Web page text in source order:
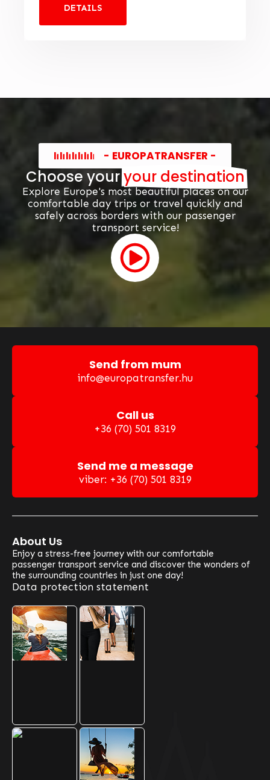
DETAILS
- EUROPATRANSFER -
Choose youryour destination
Explore Europe's most beautiful places on our
comfortable day trips or travel quickly and
safely across borders with our passenger
transport service!
Send from mum
info@europatransfer.hu
Call us
+36 (70) 501 8319
Send me a message
viber: +36 (70) 501 8319
About Us
Enjoy a stress-free journey with our comfortable
passenger transport service and discover the wonders of
the surrounding countries in just one day!
Data protection statement